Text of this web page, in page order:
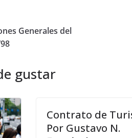
Generales del
gustar
Contrato de
Por Gustavo N.